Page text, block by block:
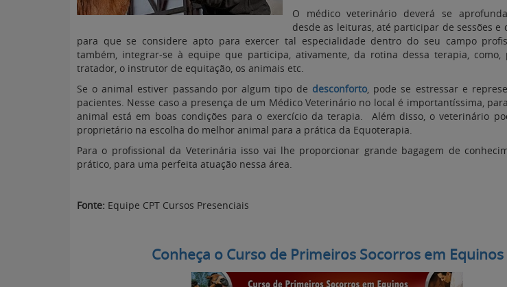
O médico veterinário deverá se
desde as leituras, até participar de sessões e
para que se considere apto para exercer tal especialidade dentro do seu campo
também, integrar-se à equipe que participa, ativamente, da rotina dessa terapia, como,
tratador, o instrutor de equitação, os animais etc.
Se o animal estiver passando por algum tipo de desconforto, pode se estressar e
pacientes. Nesse caso a presença de um Médico Veterinário no local é importantíssima,
animal está em boas condições para o exercício da terapia. Além disso, o veterinário
proprietário na escolha do melhor animal para a prática da Equoterapia.
Para o profissional da Veterinária isso vai lhe proporcionar grande bagagem de
prático, para uma perfeita atuação nessa área.
Fonte: Equipe CPT Cursos Presenciais
Conheça o Curso de Primeiros Socorros em Equinos